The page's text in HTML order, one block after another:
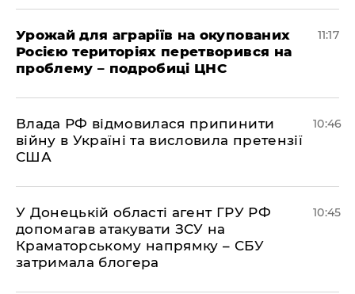
Урожай для аграріїв на окупованих
Росією територіях перетворився на
проблему – подробиці ЦНС
11:17
Влада РФ відмовилася припинити
війну в Україні та висловила претензії
США
10:46
У Донецькій області агент ГРУ РФ
допомагав атакувати ЗСУ на
Краматорському напрямку – СБУ
затримала блогера
10:45